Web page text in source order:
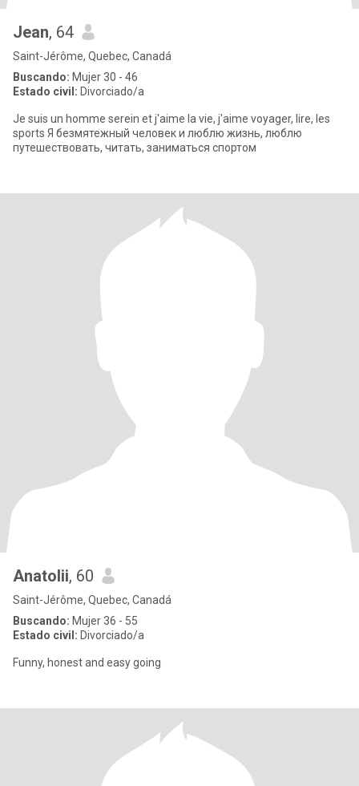
Jean, 64
Saint-Jérôme, Quebec, Canadá
Buscando: Mujer 30 - 46
Estado civil: Divorciado/a
Je suis un homme serein et j'aime la vie, j'aime voyager, lire, les
sports Я безмятежный человек и люблю жизнь, люблю
путешествовать, читать, заниматься спортом
Anatolii, 60
Saint-Jérôme, Quebec, Canadá
Buscando: Mujer 36 - 55
Estado civil: Divorciado/a
Funny, honest and easy going